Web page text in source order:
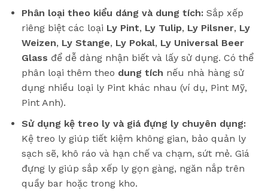
Phân loại theo kiểu dáng và dung tích:Sắp xếp
riêng biệt các loại Ly Pint, Ly Tulip, Ly Pilsner, Ly
Weizen, Ly Stange, Ly Pokal, Ly Universal Beer
Glass để dễ dàng nhận biết và lấy sử dụng. Có thể
phân loại thêm theo dung tích nếu nhà hàng sử
dụng nhiều loại ly Pint khác nhau (ví dụ, Pint Mỹ,
Pint Anh).
Sử dụng kệ treo ly và giá đựng ly chuyên dụng:
Kệ treo ly giúp tiết kiệm không gian, bảo quản ly
sạch sẽ, khô ráo và hạn chế va chạm, sứt mẻ. Giá
đựng ly giúp sắp xếp ly gọn gàng, ngăn nắp trên
quầy bar hoặc trong kho.